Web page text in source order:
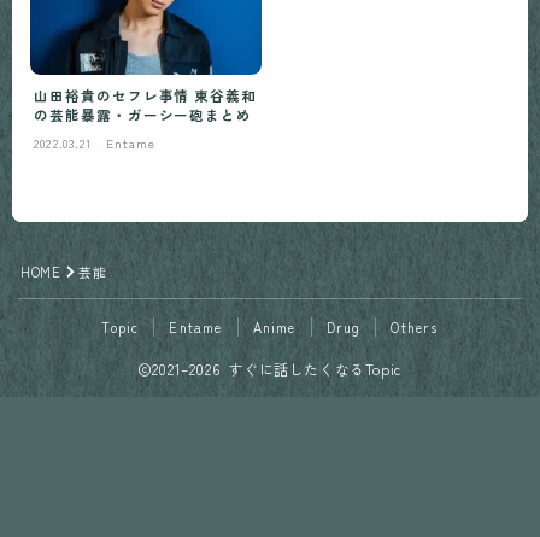
山田裕貴のセフレ事情 東谷義和
の芸能暴露・ガーシー砲まとめ
2022.03.21 Entame
HOME 芸能
Topic Entame Anime Drug Others
2021–2026 すぐに話したくなるTopic